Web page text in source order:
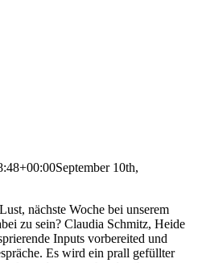
September 10th,
nächste Woche bei unserem
zu sein? Claudia Schmitz, Heide
Inputs vorbereited und
Es wird ein prall gefüllter